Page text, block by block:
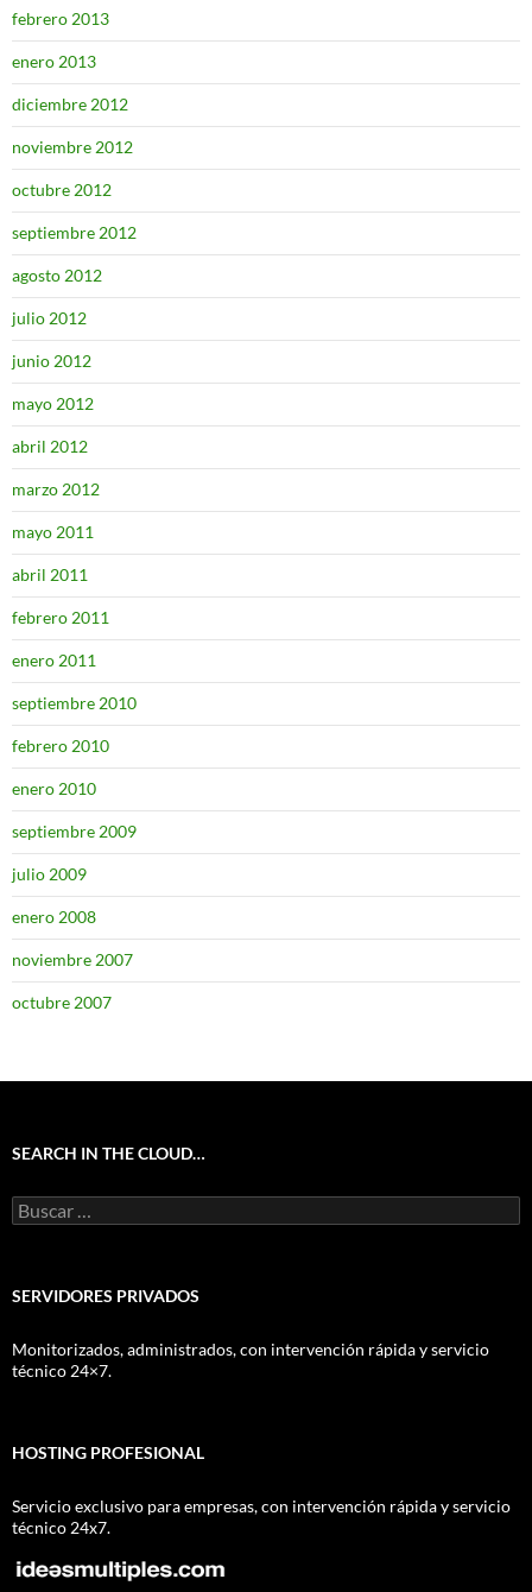
febrero 2013
enero 2013
diciembre 2012
noviembre 2012
octubre 2012
septiembre 2012
agosto 2012
julio 2012
junio 2012
mayo 2012
abril 2012
marzo 2012
mayo 2011
abril 2011
febrero 2011
enero 2011
septiembre 2010
febrero 2010
enero 2010
septiembre 2009
julio 2009
enero 2008
noviembre 2007
octubre 2007
SEARCH IN THE CLOUD…
Buscar:
SERVIDORES PRIVADOS
Monitorizados, administrados, con intervención rápida y servicio
técnico 24×7.
HOSTING PROFESIONAL
Servicio exclusivo para empresas, con intervención rápida y servicio
técnico 24x7.